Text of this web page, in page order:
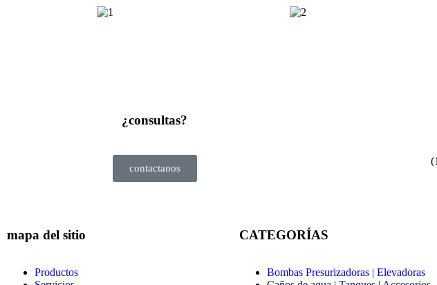
¿consultas?
contactanos
mapa del sitio
Productos
CATEGORÍAS
Bombas Presurizadoras | Elevadoras